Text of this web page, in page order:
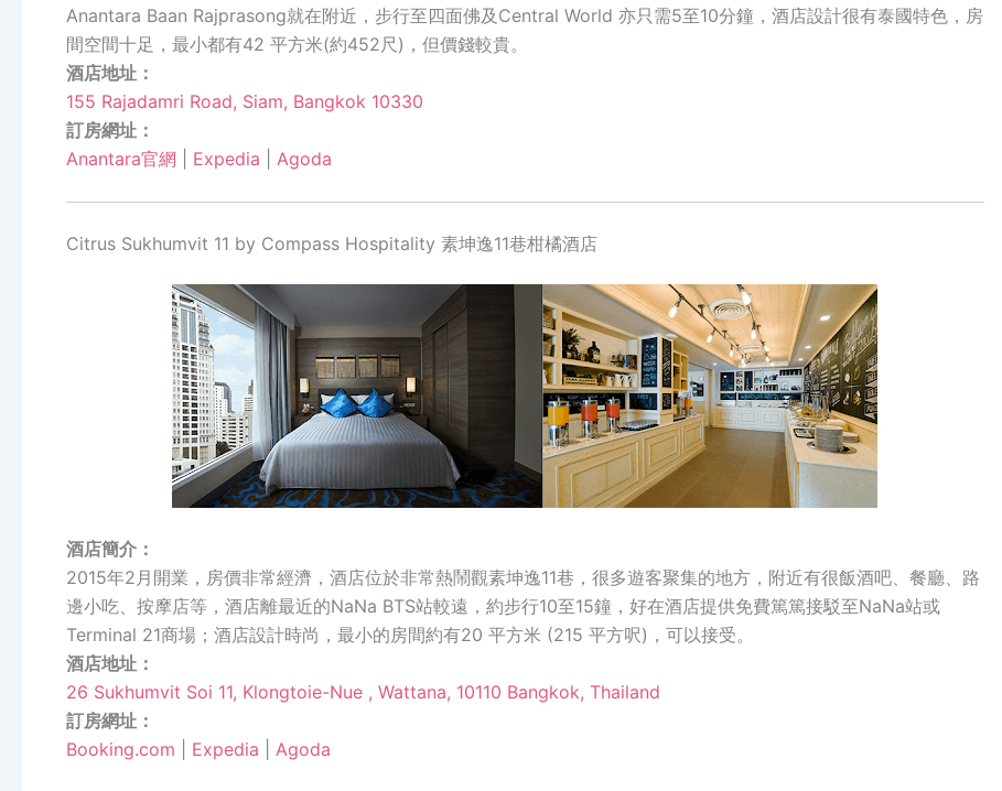
Anantara Baan Rajprasong就在附近，步行至四面佛及Central World 亦只需5至10分鐘，酒店設計很有泰國特色，房
間空間十足，最小都有42 平方米(約452尺)，但價錢較貴。
酒店地址：
155 Rajadamri Road, Siam, Bangkok 10330
訂房網址：
Anantara官網
Expedia Agoda
Citrus Sukhumvit 11 by Compass Hospitality 素坤逸11巷柑橘酒店
酒店簡介：
2015年2月開業，房價非常經濟，酒店位於非常熱鬧觀素坤逸11巷，很多遊客聚集的地方，附近有很飯酒吧、餐廳、路
邊小吃、按摩店等，酒店離最近的NaNa BTS站較遠，約步行10至15鐘，好在酒店提供免費篤篤接駁至NaNa站或
Terminal 21商場；酒店設計時尚，最小的房間約有20 平方米 (215 平方呎)，可以接受。
酒店地址：
26 Sukhumvit Soi 11, Klongtoie-Nue , Wattana, 10110 Bangkok, Thailand
訂房網址：
Booking.com
Expedia Agoda